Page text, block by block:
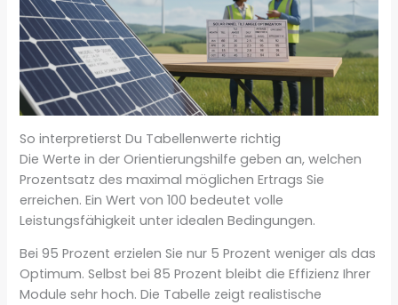
So interpretierst Du Tabellenwerte richtig
Die Werte in der Orientierungshilfe geben an, welchen
Prozentsatz des maximal möglichen Ertrags Sie
erreichen. Ein Wert von 100 bedeutet volle
Leistungsfähigkeit unter idealen Bedingungen.
Bei 95 Prozent erzielen Sie nur 5 Prozent weniger als das
Optimum. Selbst bei 85 Prozent bleibt die Effizienz Ihrer
Module sehr hoch. Die Tabelle zeigt realistische